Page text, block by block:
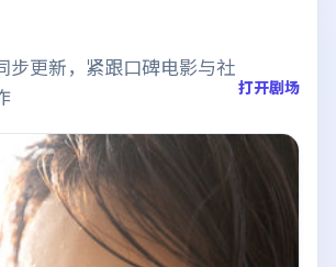
步更新，紧跟口碑电影与社
打开剧场